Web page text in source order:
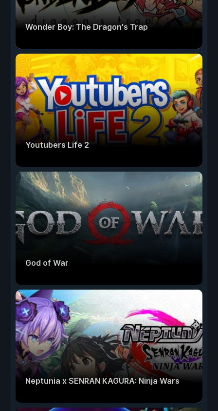
Wonder Boy: The Dragon's Trap
Youtubers Life 2
God of War
Neptunia x SENRAN KAGURA: Ninja Wars